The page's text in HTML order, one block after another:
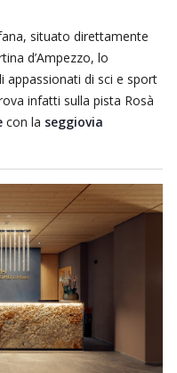
situato direttamente
d’Ampezzo, lo
appassionati di sci e sport
infatti sulla pista Rosà
con la seggiovia
alla cabinovia Skyline,
delle 5 Torri, del